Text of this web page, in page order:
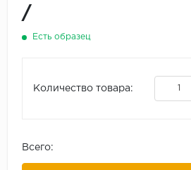
/
Есть образец
Количество товара:
Всего: